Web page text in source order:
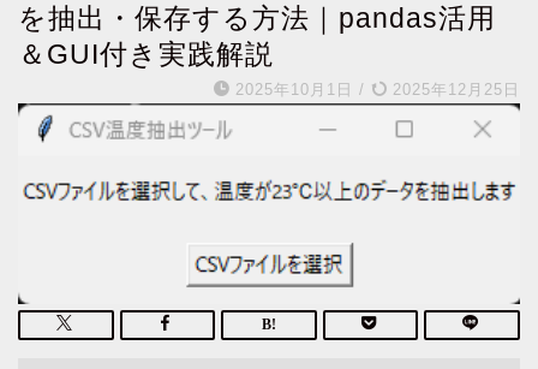
を抽出・保存する方法｜pandas活用
＆GUI付き実践解説
2025年10月1日 / 2025年12月25日